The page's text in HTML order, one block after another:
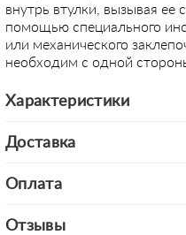
внутрь втулки, вызывая
помощью специального
или механического
необходим с одной
Характеристики
Доставка
Оплата
Отзывы